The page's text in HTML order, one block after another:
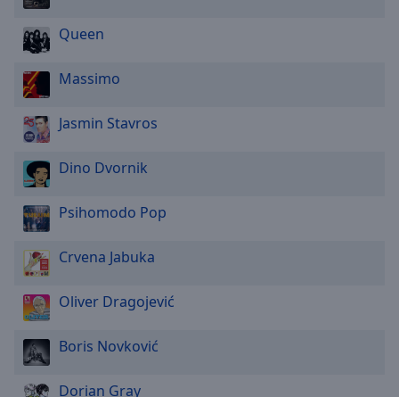
Queen
Massimo
Jasmin Stavros
Dino Dvornik
Psihomodo Pop
Crvena Jabuka
Oliver Dragojević
Boris Novković
Dorian Gray